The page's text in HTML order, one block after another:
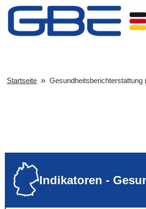
Startseite Gesundheitsberichterstattung
Indikatoren -